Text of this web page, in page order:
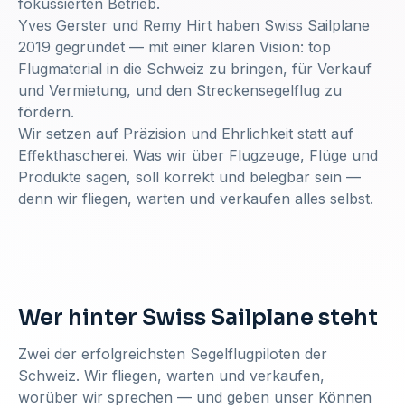
fokussierten Betrieb.
Yves Gerster und Remy Hirt haben Swiss Sailplane
2019 gegründet — mit einer klaren Vision: top
Flugmaterial in die Schweiz zu bringen, für Verkauf
und Vermietung, und den Streckensegelflug zu
fördern.
Wir setzen auf Präzision und Ehrlichkeit statt auf
Effekthascherei. Was wir über Flugzeuge, Flüge und
Produkte sagen, soll korrekt und belegbar sein —
denn wir fliegen, warten und verkaufen alles selbst.
Wer hinter Swiss Sailplane steht
Zwei der erfolgreichsten Segelflugpiloten der
Schweiz. Wir fliegen, warten und verkaufen,
worüber wir sprechen — und geben unser Können